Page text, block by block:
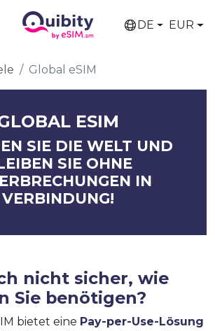
DE EUR
Global eSIM
ESIM
SIE DIE WELT UND
SIE OHNE
IN
VERBINDUNG!
nicht sicher, wie
Sie benötigen?
bietet eine Pay-per-Use-Lösung